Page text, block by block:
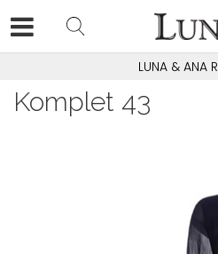
LUNA & ANA
Komplet 43